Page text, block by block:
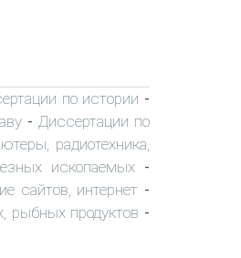
по истории -
- Диссертации по
радиотехника,
ископаемых -
сайтов, интернет -
рыбных продуктов -